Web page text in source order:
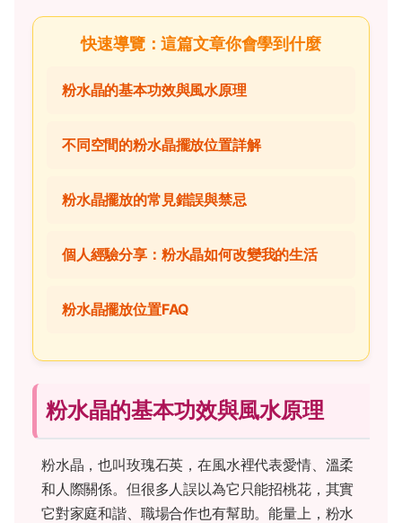
快速導覽：這篇文章你會學到什麼
粉水晶的基本功效與風水原理
不同空間的粉水晶擺放位置詳解
粉水晶擺放的常見錯誤與禁忌
個人經驗分享：粉水晶如何改變我的生活
粉水晶擺放位置FAQ
粉水晶的基本功效與風水原理
粉水晶，也叫玫瑰石英，在風水裡代表愛情、溫柔
和人際關係。但很多人誤以為它只能招桃花，其實
它對家庭和諧、職場合作也有幫助。能量上，粉水